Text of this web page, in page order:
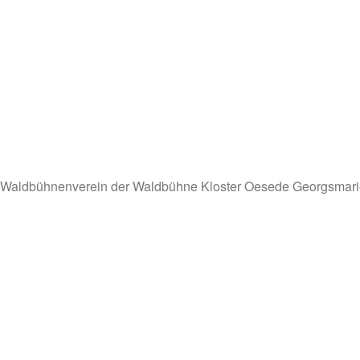
Waldbühnenverein der Waldbühne Kloster Oesede